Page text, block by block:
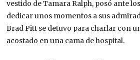
vestido de Tamara Ralph, posó ante
dedicar unos momentos a sus
Brad Pitt se detuvo para charlar con
acostado en una cama de hospital.